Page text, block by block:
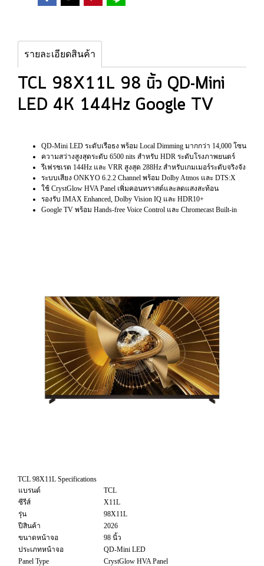
รายละเอียดสินค้า
TCL 98X11L 98 นิ้ว QD-Mini
LED 4K 144Hz Google TV
QD-Mini LED ระดับเรือธง พร้อม Local Dimming มากกว่า 14,000 โซน
ความสว่างสูงสุดระดับ 6500 nits สำหรับ HDR ระดับโรงภาพยนตร์
รีเฟรชเรต 144Hz และ VRR สูงสุด 288Hz สำหรับเกมเมอร์ระดับจริงจัง
ระบบเสียง ONKYO 6.2.2 Channel พร้อม Dolby Atmos และ DTS:X
ใช้ CrystGlow HVA Panel เพิ่มคอนทราสต์และลดแสงสะท้อน
รองรับ IMAX Enhanced, Dolby Vision IQ และ HDR10+
Google TV พร้อม Hands-free Voice Control และ Chromecast Built-in
TCL 98X11L Specifications
แบรนด์
TCL
ซีรีส์
X11L
รุ่น
98X11L
ปีสินค้า
2026
ขนาดหน้าจอ
98 นิ้ว
ประเภทหน้าจอ
QD-Mini LED
Panel Type
CrystGlow HVA Panel